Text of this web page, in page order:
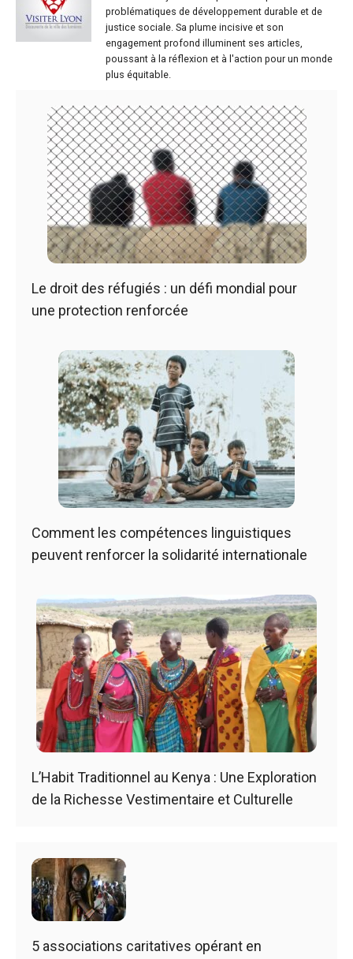
problématiques de développement durable et de
justice sociale. Sa plume incisive et son
engagement profond illuminent ses articles,
poussant à la réflexion et à l'action pour un monde
plus équitable.
Le droit des réfugiés : un défi mondial pour
une protection renforcée
Comment les compétences linguistiques
peuvent renforcer la solidarité internationale
L’Habit Traditionnel au Kenya : Une Exploration
de la Richesse Vestimentaire et Culturelle
5 associations caritatives opérant en